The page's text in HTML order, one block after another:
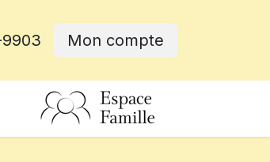
Mon compte